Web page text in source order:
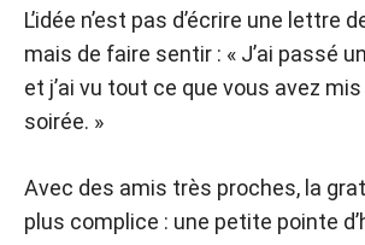
L’idée n’est pas d’écrire une lettre
mais de faire sentir : « J’ai passé
et j’ai vu tout ce que vous avez
soirée. »
Avec des amis très proches, la
plus complice : une petite pointe